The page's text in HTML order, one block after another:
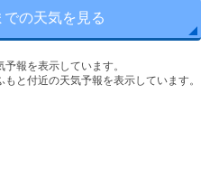
での天気を見る
報を表示しています。
と付近の天気予報を表示しています。